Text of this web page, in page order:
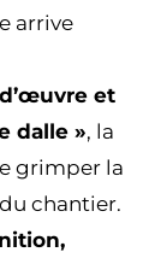
arrive
et
dalle », la
grimper la
chantier.